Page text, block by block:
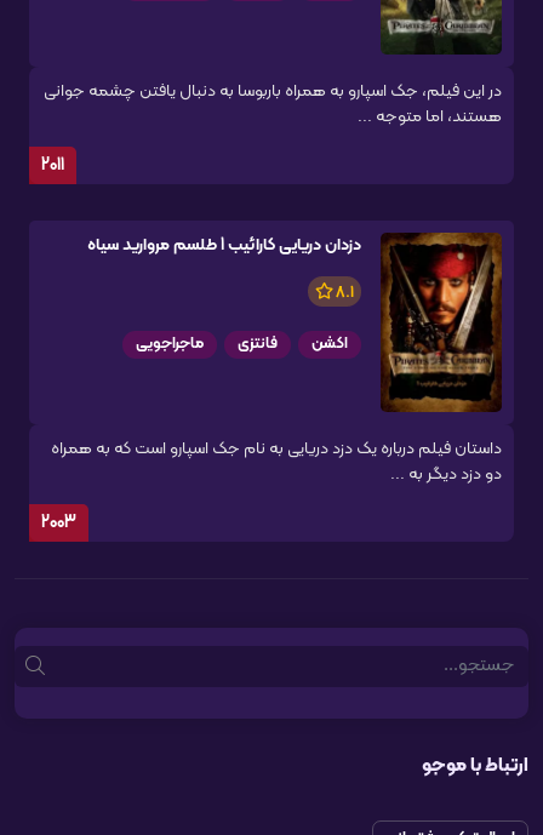
در این فیلم، جک اسپارو به همراه باربوسا به دنبال یافتن چشمه جوانی
هستند، اما متوجه ...
2011
دزدان دریایی کارائیب 1 طلسم مروارید سیاه
8.1
اکشن فانتزی ماجراجویی
داستان فیلم درباره یک دزد دریایی به نام جک اسپارو است که به همراه
دو دزد دیگر به ...
2003
Search
ارتباط با موجو